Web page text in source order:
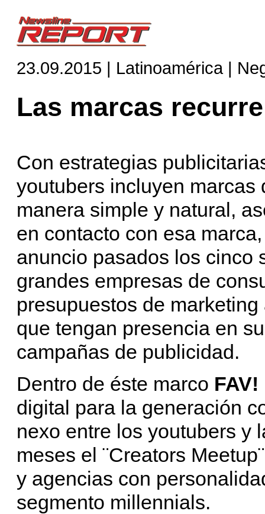
23.09.2015 | Latinoamérica |
Las marcas
Con estrategias
youtubers incluyen
manera simple y natural,
en contacto con esa
anuncio pasados los cinco
grandes empresas de
presupuestos de
que tengan presencia en
campañas de publicidad.
Dentro de éste marco
digital para la generación
nexo entre los youtubers y
meses el ¨Creators
y agencias con
segmento millennials.